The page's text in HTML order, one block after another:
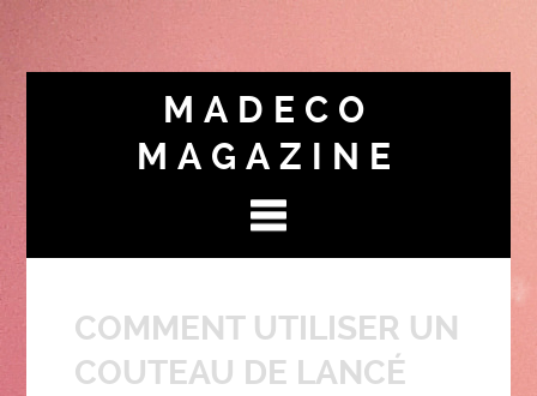
MADECO
MAGAZINE
COMMENT UTILISER UN
COUTEAU DE LANCÉ